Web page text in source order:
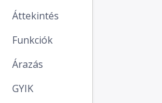
Áttekintés
Funkciók
Árazás
GYIK